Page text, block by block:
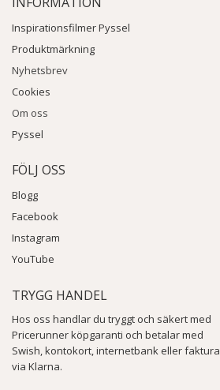
Inspirationsfilmer Pyssel
Produktmärkning
Nyhetsbrev
Cookies
Om oss
Pyssel
FÖLJ OSS
Blogg
Facebook
Instagram
YouTube
TRYGG HANDEL
Hos oss handlar du tryggt och säkert med
Pricerunner köpgaranti och betalar med
Swish, kontokort, internetbank eller faktura
via Klarna.